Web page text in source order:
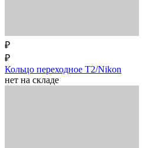
₽
₽
Кольцо переходное T2/Nikon
нет на складе